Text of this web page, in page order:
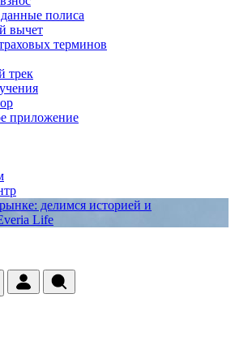
полиса
вычет
терминов
трек
приложение
делимся историей и
Life